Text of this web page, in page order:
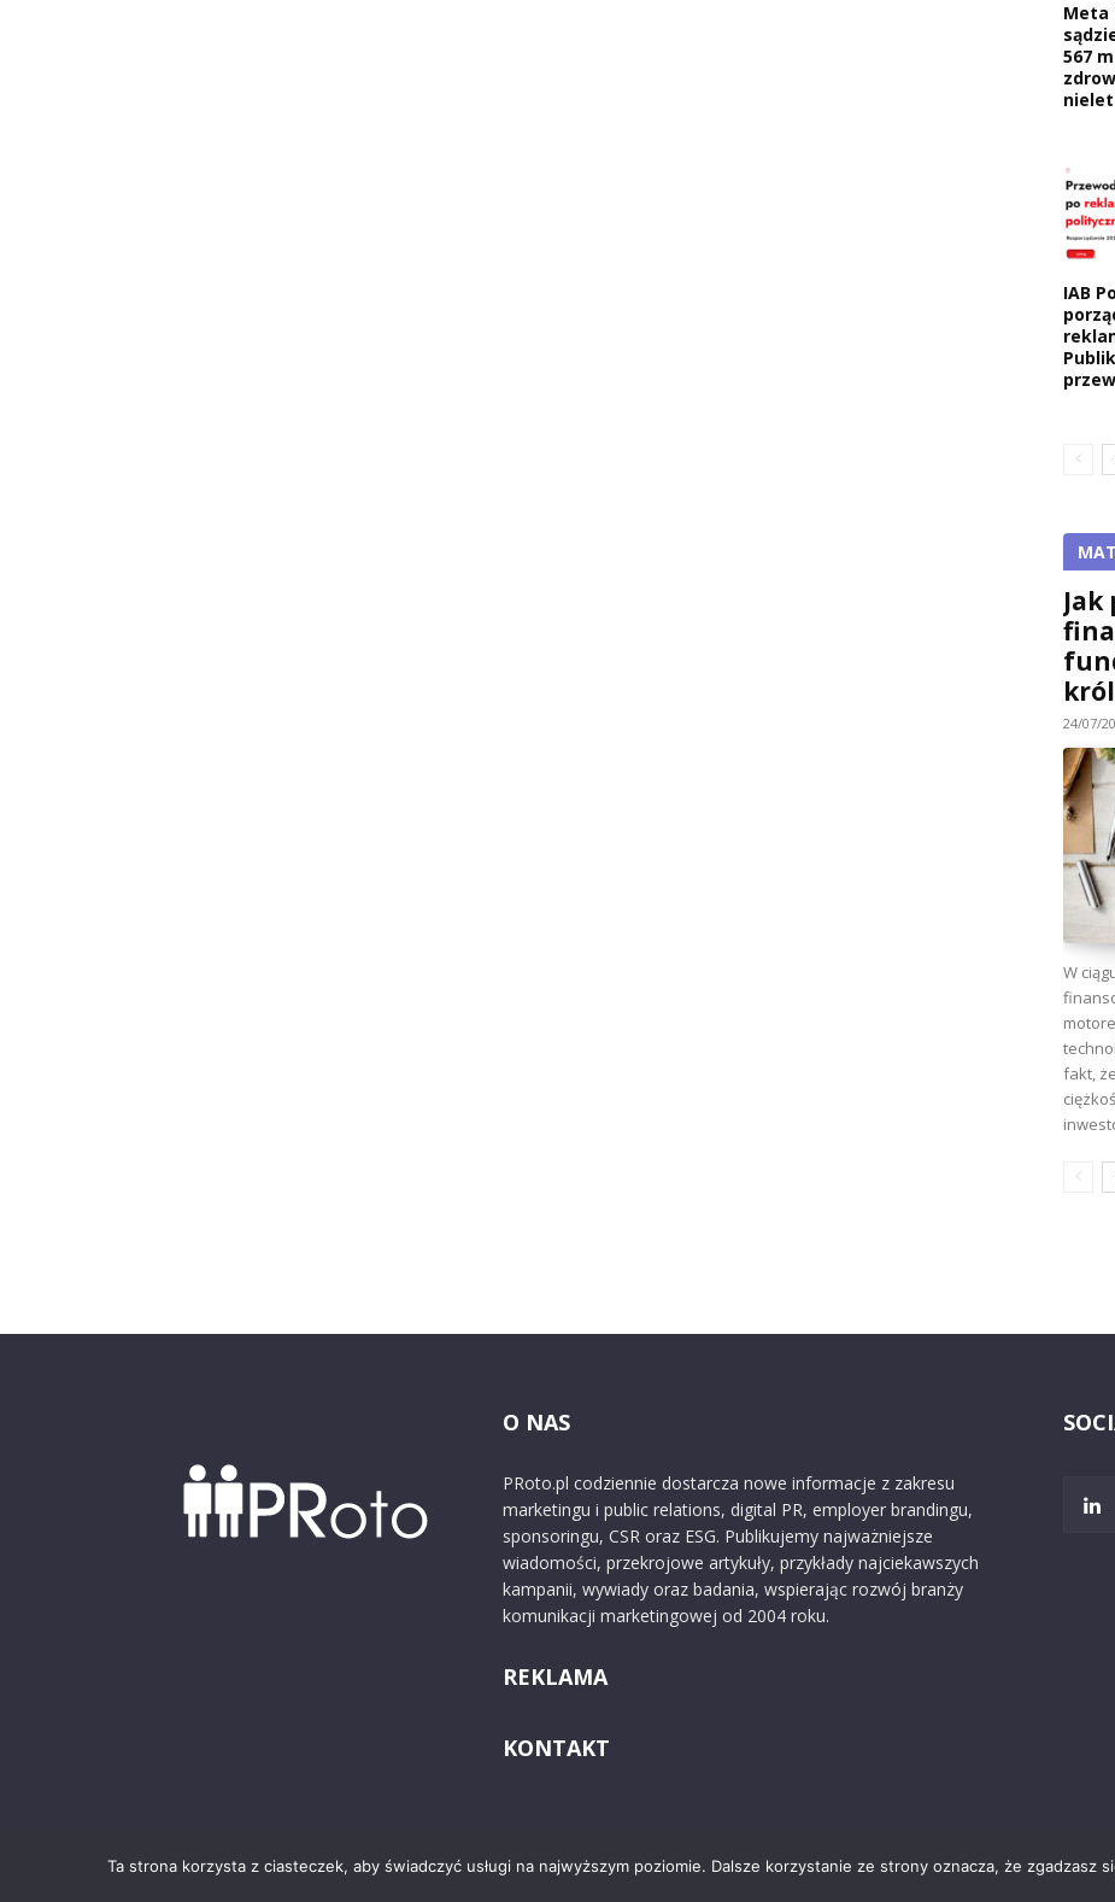
Meta
567
IAB
24/07/
W
fakt,
O NAS
PRoto.pl codziennie dostarcza nowe informacje z zakresu
marketingu i public relations, digital PR, employer brandingu,
sponsoringu, CSR oraz ESG. Publikujemy najważniejsze
wiadomości, przekrojowe artykuły, przykłady najciekawszych
kampanii, wywiady oraz badania, wspierając rozwój branży
komunikacji marketingowej od 2004 roku.
REKLAMA
KONTAKT
© 2024 PRoto.pl O nas Reklama
Ta strona korzysta z ciasteczek, aby świadczyć usługi na najwyższym poziomie. Dalsze korzystanie ze strony oznacza, że zgadzasz